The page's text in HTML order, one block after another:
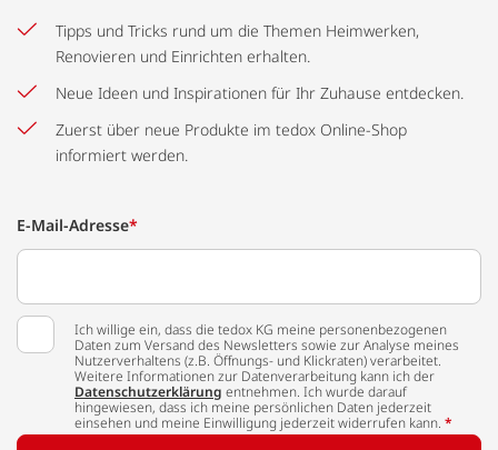
Tipps und Tricks rund um die Themen Heimwerken,
Renovieren und Einrichten erhalten.
Neue Ideen und Inspirationen für Ihr Zuhause entdecken.
Zuerst über neue Produkte im tedox Online-Shop
informiert werden.
E-Mail-Adresse*
Ich willige ein, dass die tedox KG meine personenbezogenen
Daten zum Versand des Newsletters sowie zur Analyse meines
Nutzerverhaltens (z.B. Öffnungs- und Klickraten) verarbeitet.
Weitere Informationen zur Datenverarbeitung kann ich der
Datenschutzerklärung entnehmen. Ich wurde darauf
hingewiesen, dass ich meine persönlichen Daten jederzeit
einsehen und meine Einwilligung jederzeit widerrufen kann. *